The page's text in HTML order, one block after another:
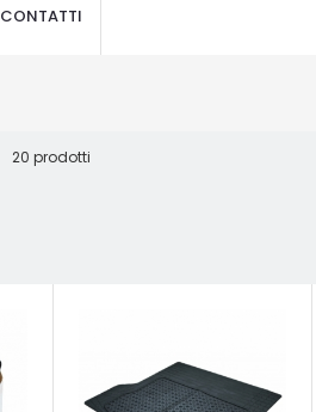
CONTATTI
20 prodotti